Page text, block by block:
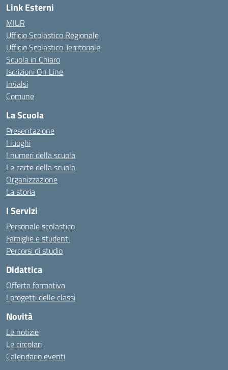
Link Esterni
MIUR
Ufficio Scolastico Regionale
Ufficio Scolastico Territoriale
Scuola in Chiaro
Iscrizioni On Line
Invalsi
Comune
La Scuola
Presentazione
I luoghi
I numeri della scuola
Le carte della scuola
Organizzazione
La storia
I Servizi
Personale scolastico
Famiglie e studenti
Percorsi di studio
Didattica
Offerta formativa
I progetti delle classi
Novità
Le notizie
Le circolari
Calendario eventi